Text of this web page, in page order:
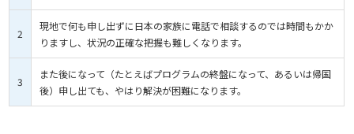
2
現地で何も申し出ずに日本の家族に電話で相談するのでは時間もかか
りますし、状況の正確な把握も難しくなります。
3
また後になって（たとえばプログラムの終盤になって、あるいは帰国
後）申し出ても、やはり解決が困難になります。